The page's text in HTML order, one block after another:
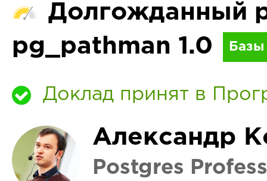
Долгожданный
pg_pathman 1.0
Доклад принят в
Александр
Postgres